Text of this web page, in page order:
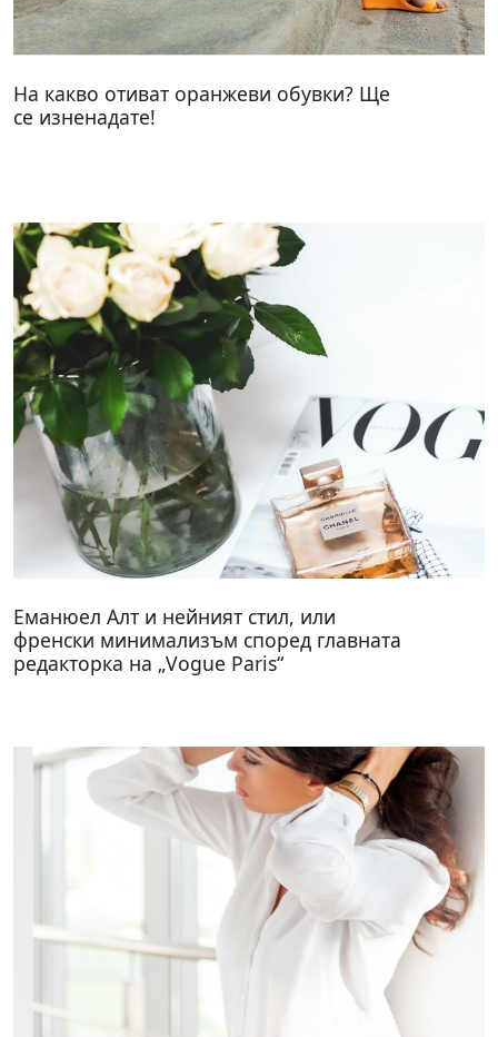
На какво отиват оранжеви обувки? Ще
се изненадате!
Еманюел Алт и нейният стил, или
френски минимализъм според главната
редакторка на „Vogue Paris“